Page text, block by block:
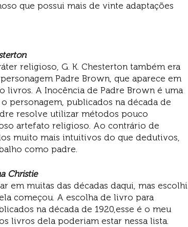
que possui mais de vinte adaptações
religioso, G. K. Chesterton também era
Padre Brown, que aparece em
livros. A Inocência de Padre Brown é uma
personagem, publicados na década de
resolve utilizar métodos pouco
artefato religioso. Ao contrário de
muito mais intuitivos do que dedutivos,
como padre.
Christie
em muitas das décadas daqui, mas escolhi
começou. A escolha de livro para
na década de 1920,esse é o meu
livros dela poderiam estar nessa lista.